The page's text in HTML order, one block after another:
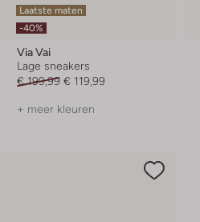
Laatste maten
-40%
Via Vai
Lage sneakers
€ 199,99 € 119,99
+ meer kleuren